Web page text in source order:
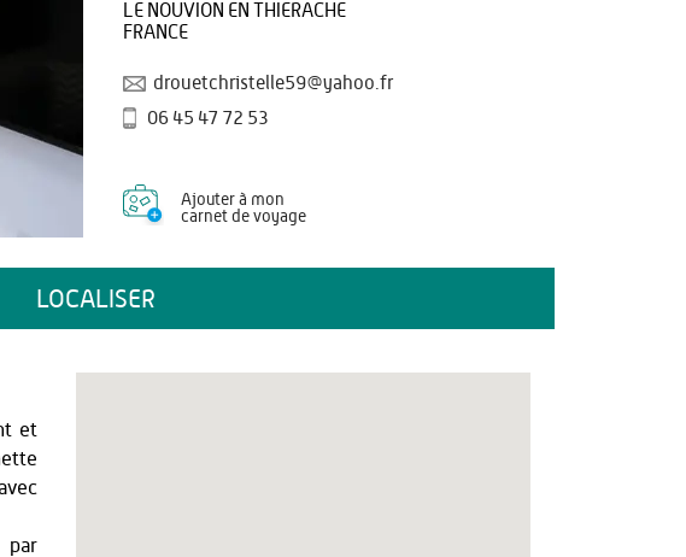
LE NOUVION EN THIERACHE
FRANCE
drouetchristelle59@yahoo.fr
06 45 47 72 53
Ajouter à mon
carnet de voyage
LOCALISER
et
par